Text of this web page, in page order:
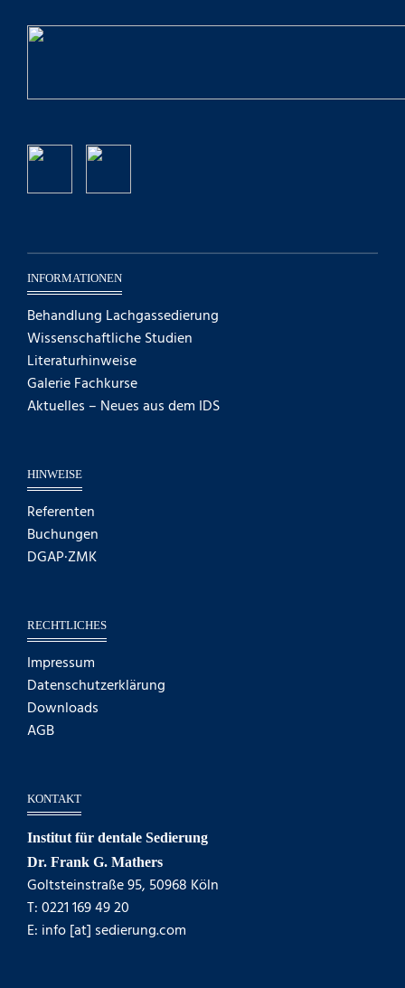
INFORMATIONEN
Behandlung Lachgassedierung
Wissenschaftliche Studien
Literaturhinweise
Galerie Fachkurse
Aktuelles – Neues aus dem IDS
HINWEISE
Referenten
Buchungen
DGAP·ZMK
RECHTLICHES
Impressum
Datenschutzerklärung
Downloads
AGB
KONTAKT
Institut für dentale Sedierung
Dr. Frank G. Mathers
Goltsteinstraße 95, 50968 Köln
T: 0221 169 49 20
E: info [at] sedierung.com